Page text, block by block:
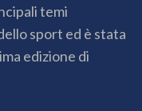
temi
sport ed è stata
edizione di